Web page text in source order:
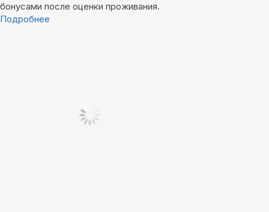
бонусами после оценки проживания.
Подробнее